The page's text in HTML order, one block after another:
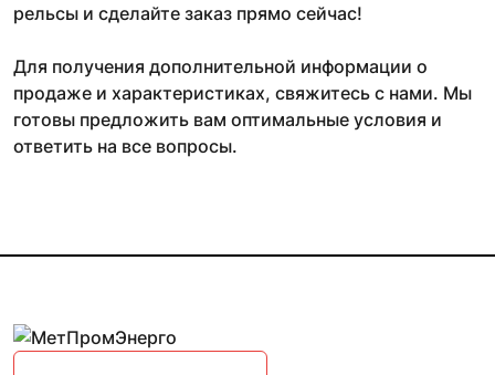
рельсы и сделайте заказ прямо сейчас!
Для получения дополнительной информации о
продаже и характеристиках, свяжитесь с нами. Мы
готовы предложить вам оптимальные условия и
ответить на все вопросы.